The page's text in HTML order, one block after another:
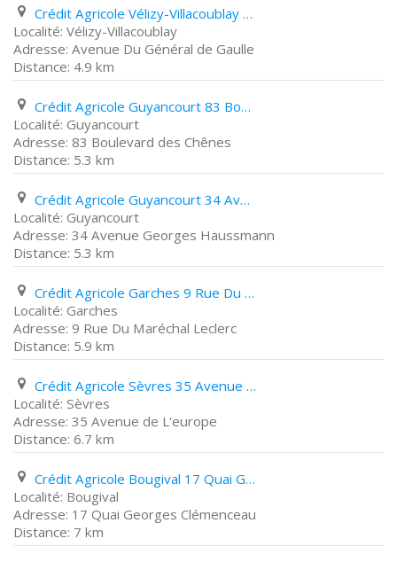
Crédit Agricole Vélizy-Villacoublay Avenue Du Général de Gaulle
Vélizy-Villacoublay
Avenue Du Général de Gaulle
4.9 km
Crédit Agricole Guyancourt 83 Boulevard des Chênes
Guyancourt
83 Boulevard des Chênes
5.3 km
Crédit Agricole Guyancourt 34 Avenue Georges Haussmann
Guyancourt
34 Avenue Georges Haussmann
5.3 km
Crédit Agricole Garches 9 Rue Du Maréchal Leclerc
Garches
9 Rue Du Maréchal Leclerc
5.9 km
Crédit Agricole Sèvres 35 Avenue de L'europe
Sèvres
35 Avenue de L'europe
6.7 km
Crédit Agricole Bougival 17 Quai Georges Clémenceau
Bougival
17 Quai Georges Clémenceau
7 km